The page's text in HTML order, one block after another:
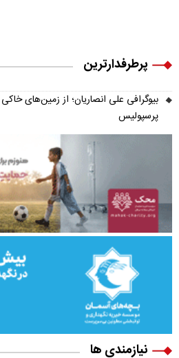
پرطرفدارترین
بیوگرافی علی انصاریان؛ از زمین‌های
پرسپولیس
نیازمندی ها